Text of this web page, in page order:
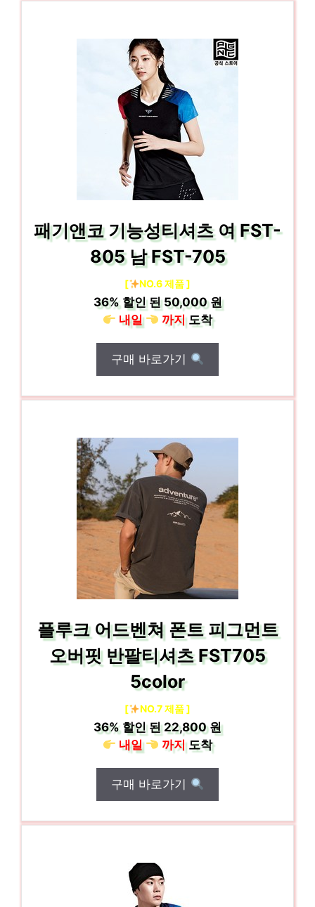
패기앤코 기능성티셔츠 여 FST-
805 남 FST-705
[ NO.6 제품 ]
36%할인 된50,000 원
내일
까지도착
구매 바로가기
플루크 어드벤쳐 폰트 피그먼트
오버핏 반팔티셔츠 FST705
5color
[ NO.7 제품 ]
36%할인 된22,800 원
내일
까지도착
구매 바로가기